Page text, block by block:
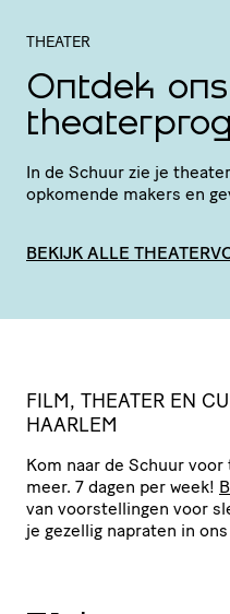
THEATER
Ontdek ons
In de Schuur zie je
opkomende makers en
BEKIJK ALLE
FILM, THEATER EN
HAARLEM
Kom naar de Schuur
meer. 7 dagen per week!
van voor­stel­lingen voor
je gezellig napraten in ons